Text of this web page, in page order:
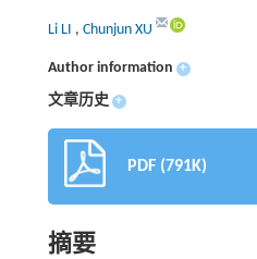
Li LI , Chunjun XU
Author information +
文章历史 +
PDF (791K)
摘要